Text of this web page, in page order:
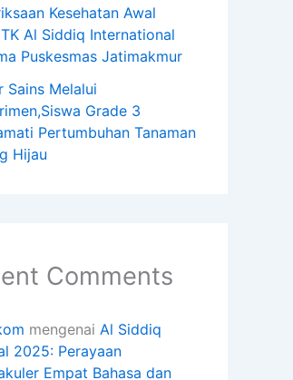
Kesehatan Awal
Al Siddiq International
Puskesmas Jatimakmur
Sains Melalui
Grade 3
Pertumbuhan Tanaman
Hijau
Comments
mengenai Al Siddiq
2025: Perayaan
Empat Bahasa dan